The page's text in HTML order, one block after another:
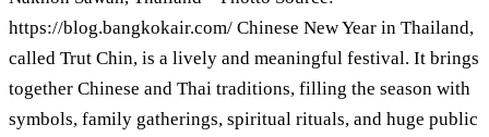
https://blog.bangkokair.com/ Chinese New Year in Thailand,
called Trut Chin, is a lively and meaningful festival. It brings
together Chinese and Thai traditions, filling the season with
symbols, family gatherings, spiritual rituals, and huge public